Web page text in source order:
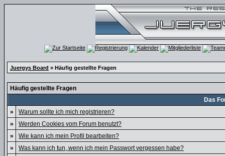
Juergys Board » Häufig gestellte Fragen
Häufig gestellte Fragen
Das
»
Warum sollte ich mich registrieren?
»
Werden Cookies vom Forum benutzt?
»
Wie kann ich mein Profil bearbeiten?
»
Was kann ich tun, wenn ich mein Passwort vergessen habe?